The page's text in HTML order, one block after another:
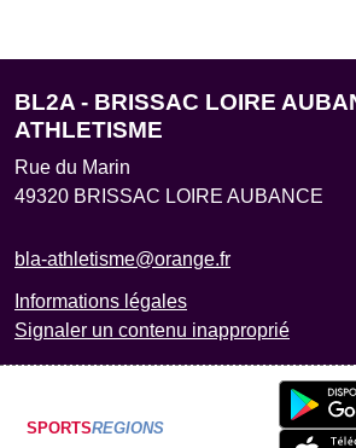
BL2A - BRISSAC LOIRE
ATHLETISME
Rue du Marin
49320 BRISSAC LOIRE AUBANCE
bla-athletisme@orange.fr
Informations légales
Signaler un contenu inapproprié
SPORTSREGIONS